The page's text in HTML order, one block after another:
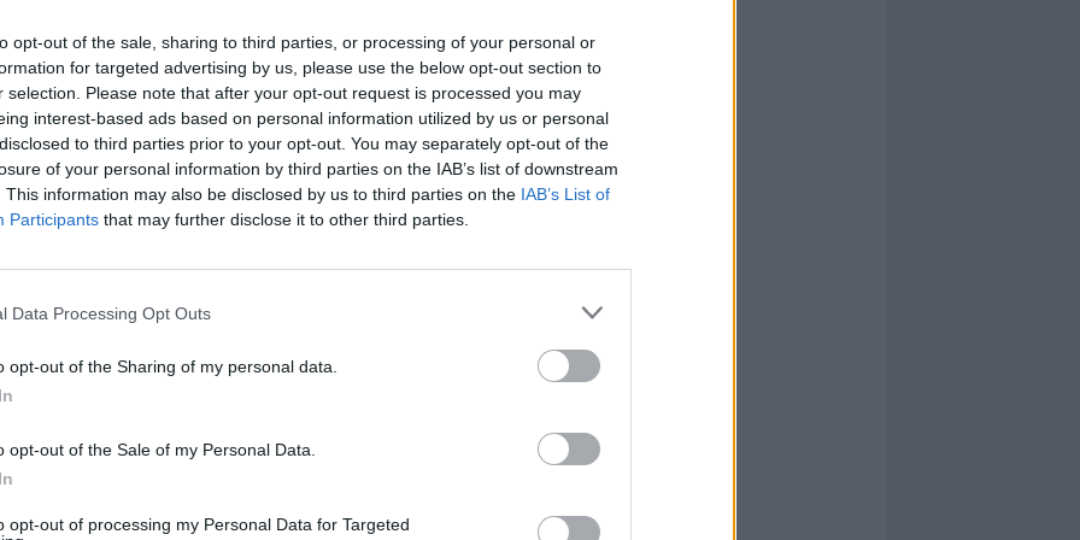
opt-out of the sale, sharing to third parties, or processing of your personal or
for targeted advertising by us, please use the below opt-out section to
selection. Please note that after your opt-out request is processed you may
interest-based ads based on personal information utilized by us or personal
to third parties prior to your opt-out. You may separately opt-out of the
of your personal information by third parties on the IAB’s list of downstream
This information may also be disclosed by us to third parties on the IAB’s List of
Participants that may further disclose it to other third parties.
Data Processing Opt Outs
opt-out of the Sharing of my personal data.
opt-out of the Sale of my Personal Data.
opt-out of processing my Personal Data for Targeted
crisi energetica, chiusure ed egoismi
Ci si salva e si innova solo
tutte le forze ‘generative’. A
il nostro Manifesto”.
- aperta dalla Presidente Liuzzo, cui
istituzionale – vedrà la
istituzioni, delle imprese e della cultura.
giornalista e conduttrice televisiva
a “Crisi e innovazione”, avrà come
intervistato dalla direttrice del Tg1,